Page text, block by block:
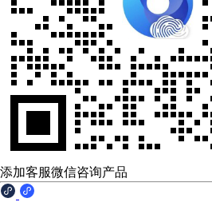
添加客服微信咨询产品